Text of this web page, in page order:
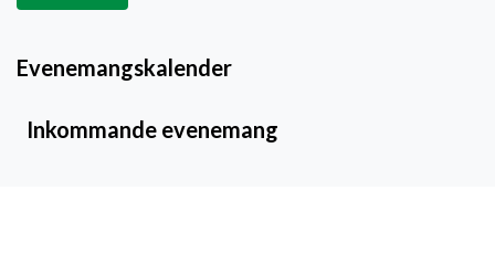
Evenemangskalender
Inkommande evenemang